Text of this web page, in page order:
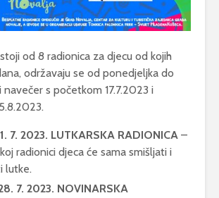
od 8 radionica za djecu od kojih
održavaju se od ponedjeljka do
s početkom 17.7.2023 i
7. 2023. LUTKARSKA RADIONICA –
radionici djeca će sama smišljati i
lutke.
7. 2023. NOVINARSKA